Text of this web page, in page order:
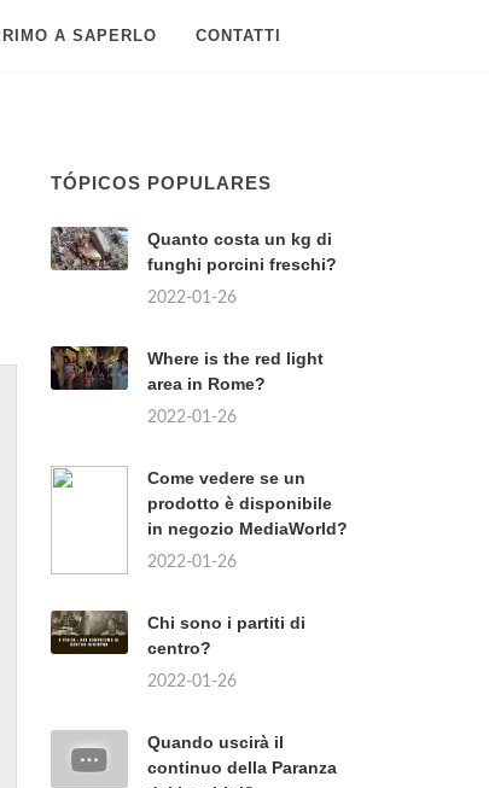
A SAPERLO CONTATTI
TÓPICOS POPULARES
Quanto costa un kg di
funghi porcini freschi?
2022-01-26
Where is the red light
area in Rome?
2022-01-26
Come vedere se un
prodotto è disponibile
in negozio MediaWorld?
2022-01-26
Chi sono i partiti di
centro?
2022-01-26
Quando uscirà il
continuo della Paranza